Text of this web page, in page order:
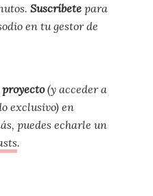
Suscríbetepara
en tu gestor de
(y acceder a
exclusivo) en
puedes echarle un
.